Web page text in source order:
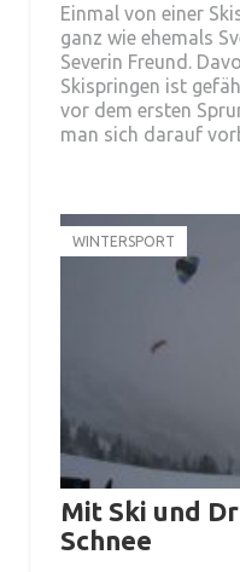
Einmal von einer
ganz wie ehemals
Severin Freund.
Skispringen ist
vor dem ersten
man sich darauf
WINTERSPORT
Mit Ski und
Schnee